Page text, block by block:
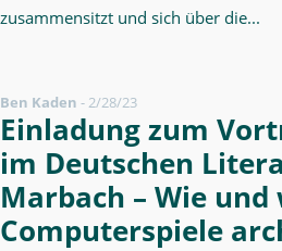
zusammensitzt und sich über die...
Ben Kaden -2/28/23
Einladung zum
im Deutschen
Marbach – Wie
Computerspiele